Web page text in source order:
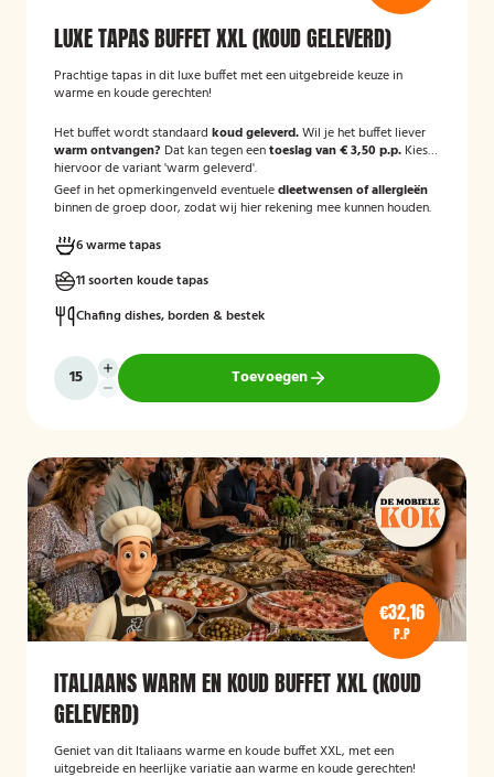
LUXE TAPAS BUFFET XXL (KOUD GELEVERD)
Prachtige tapas in dit luxe buffet met een uitgebreide keuze in
warme en koude gerechten!
Het buffet wordt standaard koud geleverd.Wil je het buffet liever
warm ontvangen? Dat kan tegen eentoeslag van € 3,50 p.p. Kies
hiervoor de variant 'warm geleverd'.
Geef in het opmerkingenveld eventueledieetwensen of allergieën
binnen de groep door, zodat wij hier rekening mee kunnen houden.
6 warme tapas
11 soorten koude tapas
Chafing dishes, borden & bestek
Toevoegen
€32,16
P.P
ITALIAANS WARM EN KOUD BUFFET XXL (KOUD
GELEVERD)
Geniet van dit Italiaans warme en koude buffet XXL, met een
uitgebreide en heerlijke variatie aan warme en koude gerechten!